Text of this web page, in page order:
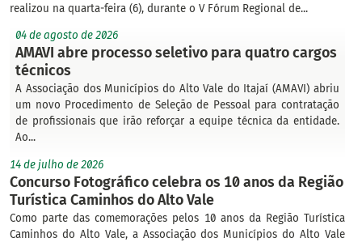
realizou na quarta-feira (6), durante o V Fórum Regional de...
04 de agosto de 2026
AMAVI abre processo seletivo para quatro cargos
técnicos
A Associação dos Municípios do Alto Vale do Itajaí (AMAVI) abriu
um novo Procedimento de Seleção de Pessoal para contratação
de profissionais que irão reforçar a equipe técnica da entidade.
Ao...
14 de julho de 2026
Concurso Fotográfico celebra os 10 anos da Região
Turística Caminhos do Alto Vale
Como parte das comemorações pelos 10 anos da Região Turística
Caminhos do Alto Vale, a Associação dos Municípios do Alto Vale